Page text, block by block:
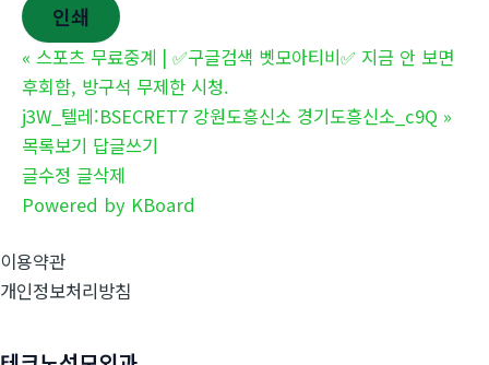
인쇄
« 스포츠 무료중계 | ✅구글검색 벳모아티비✅ 지금 안 보면
후회함, 방구석 무제한 시청.
j3W_텔레:BSECRET7 강원도흥신소 경기도흥신소_c9Q »
목록보기 답글쓰기
글수정 글삭제
Powered by KBoard
이용약관
개인정보처리방침